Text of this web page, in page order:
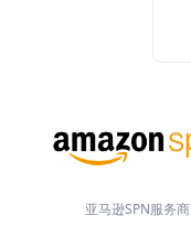
亚马逊SPN服务商